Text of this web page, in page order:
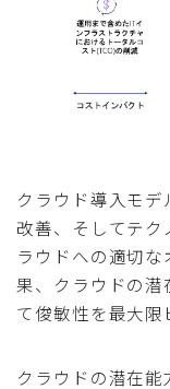
クラウド導入モ
改善、そしてテク
ラウドへの適切
果、クラウドの
て俊敏性を最大限
クラウドの潜在